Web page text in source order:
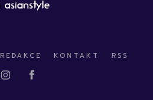
REDAKCE KONTAKT RSS